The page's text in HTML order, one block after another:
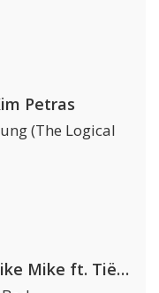
Petras
(The Logical
Dimitri Vegas & Like Mike ft. Tiësto, W&W & Dido